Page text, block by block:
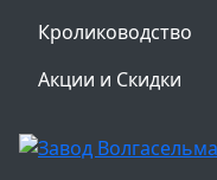
Кролиководство
Акции и Скидки